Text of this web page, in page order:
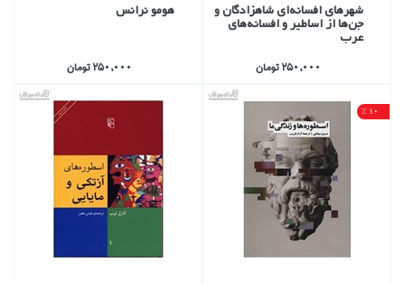
شهرهاي افسانه‌‌اي شاهزادگان و
جن‌ها از اساطير و افسانه‌هاي
عرب
250,000 تومان
هومو نرانس
250,000 تومان
10 %